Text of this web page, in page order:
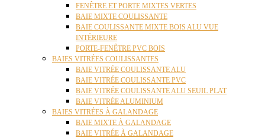
FENÊTRE ET PORTE MIXTES VERTES
BAIE MIXTE COULISSANTE
BAIE COULISSANTE MIXTE BOIS ALU VUE
INTÉRIEURE
PORTE-FENÊTRE PVC BOIS
BAIES VITRÉES COULISSANTES
BAIE VITRÉE COULISSANTE ALU
BAIE VITRÉE COULISSANTE PVC
BAIE VITRÉE COULISSANTE ALU SEUIL PLAT
BAIE VITRÉE ALUMINIUM
BAIES VITRÉES À GALANDAGE
BAIE MIXTE À GALANDAGE
BAIE VITRÉE À GALANDAGE